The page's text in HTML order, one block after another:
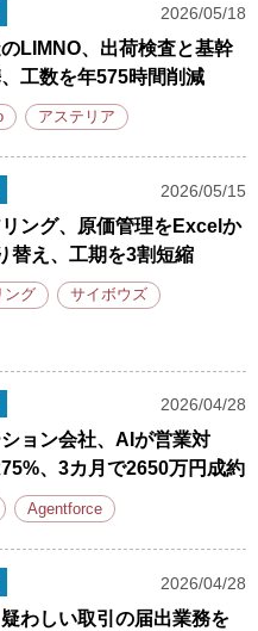
2026/05/18
LIMNO、出荷検査と基幹
工数を年575時間削減
アステリア
2026/05/15
ング、原価管理をExcelか
替え、工期を3割短縮
ング サイボウズ
2026/04/28
ョン会社、AIが営業対
、3カ月で2650万円成約
Agentforce
2026/04/28
わしい取引の届出業務を